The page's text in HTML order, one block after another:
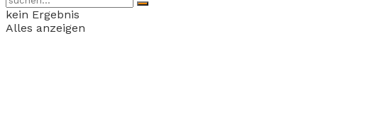
kein Ergebnis
Alles anzeigen